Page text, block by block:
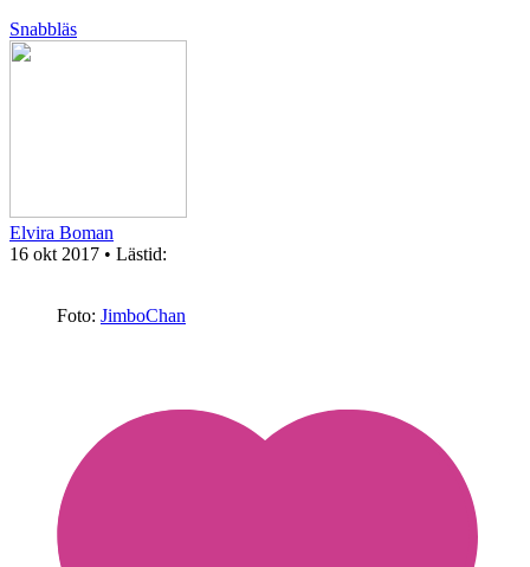
Snabbläs
Elvira Boman
16 okt 2017 • Lästid:
Foto: JimboChan